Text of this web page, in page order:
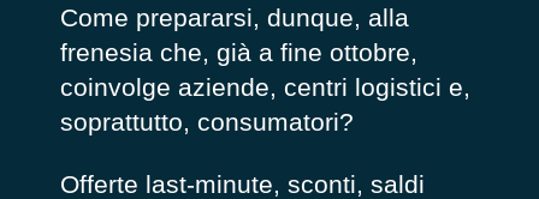
Come prepararsi, dunque, alla
frenesia che, già a fine ottobre,
coinvolge aziende, centri logistici e,
soprattutto, consumatori?
Offerte last-minute, sconti, saldi